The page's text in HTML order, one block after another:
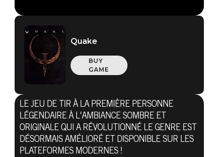
Quake
BUY
GAME
LE JEU DE TIR À LA PREMIÈRE PERSONNE
LÉGENDAIRE À L'AMBIANCE SOMBRE ET
ORIGINALE QUI A RÉVOLUTIONNÉ LE GENRE EST
DÉSORMAIS AMÉLIORÉ ET DISPONIBLE SUR LES
PLATEFORMES MODERNES !